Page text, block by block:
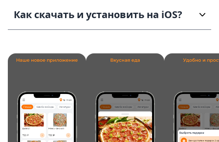
Как скачать и установить на iOS?